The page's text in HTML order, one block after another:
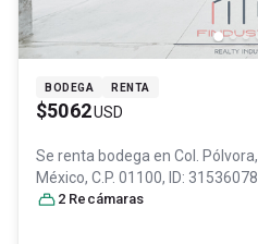
BODEGA RENTA
$5062USD
Se renta bodega en Col. Pólvora,
México, C.P. 01100, ID: 31536078
2 Recámaras